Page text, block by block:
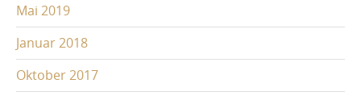
Mai 2019
Januar 2018
Oktober 2017